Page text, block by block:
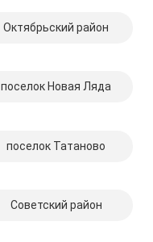
Октябрьский район
поселок Новая Ляда
поселок Татаново
Советский район